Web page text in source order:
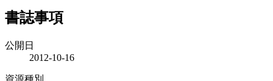
書誌事項
公開日
2012-10-16
資源種別